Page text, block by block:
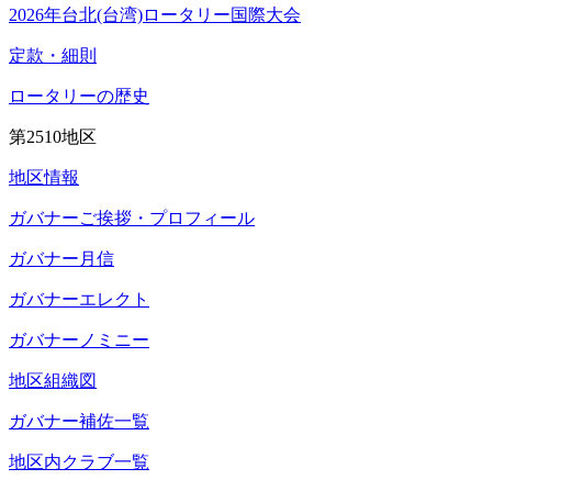
2026年台北(台湾)ロータリー国際大会
定款・細則
ロータリーの歴史
第2510地区
地区情報
ガバナーご挨拶・プロフィール
ガバナー月信
ガバナーエレクト
ガバナーノミニー
地区組織図
ガバナー補佐一覧
地区内クラブ一覧